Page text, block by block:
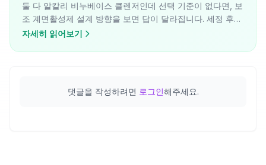
둘 다 알칼리 비누베이스 클렌저인데 선택 기준이 없다면, 보
조 계면활성제 설계 방향을 보면 답이 달라집니다. 세정 후
피막감이 필요한 피부와 자극 완화가 우선인 피부에 따라 선
자세히 읽어보기
댓글을 작성하려면 로그인해주세요.